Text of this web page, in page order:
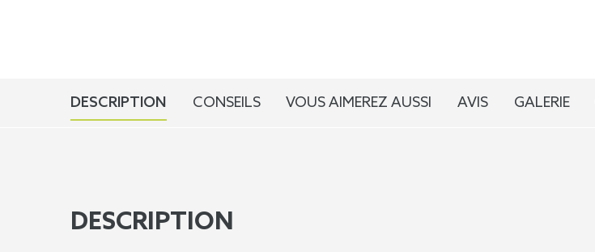
DESCRIPTION CONSEILS VOUS AIMEREZ AUSSI AVIS GALERIE
DESCRIPTION